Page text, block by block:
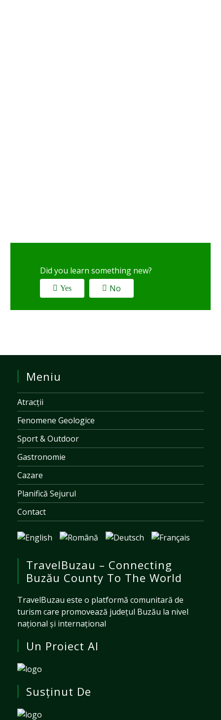
Did you learn something new?
Yes No
Meniu
Atracții
Fenomene Geologice
Sport & Outdoor
Gastronomie
Cazare
Planifică Sejurul
Contact
TravelBuzau – Connecting
Buzău County To The World
TravelBuzau este o platformă comunitară de
turism care promovează județul Buzău la nivel
național și internațional
Un Proiect Al
Susținut De